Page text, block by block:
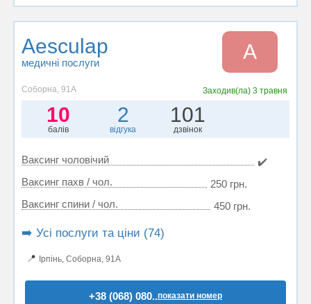
Aesculap
медичні послуги A
Соборна, 91А Заходив(ла) 3 травня
10
балів
2
відгука
101
дзвінок
Ваксинг чоловічий
✔️
Ваксинг пахв / чол.
250 грн.
Ваксинг спини / чол.
450 грн.
➡️ Усі послуги та ціни (74)
📍 Ірпінь, Соборна, 91А
+38 (068) 080..показати номер